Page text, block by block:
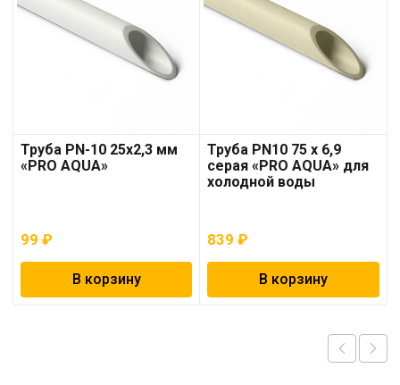
Труба PN-10 25х2,3 мм
«PRO AQUA»
99 ₽
В корзину
Труба PN10 75 x 6,9
серая «PRO AQUA» для
холодной воды
839₽
В корзину